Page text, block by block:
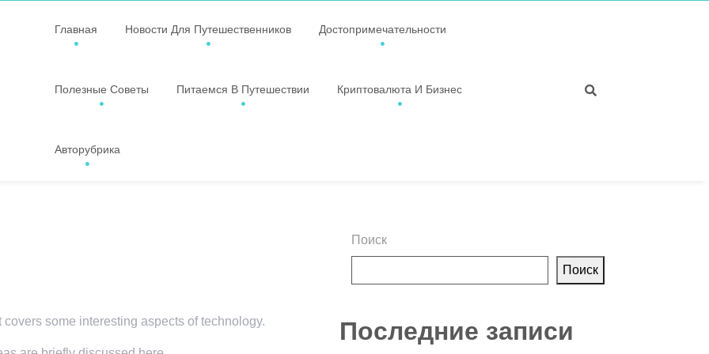
Главная Новости Для Путешественников Достопримечательности
Полезные Советы Питаемся В Путешествии Криптовалюта И Бизнес
Авторубрика
some interesting aspects of technology.
Поиск
Поиск
Последние записи